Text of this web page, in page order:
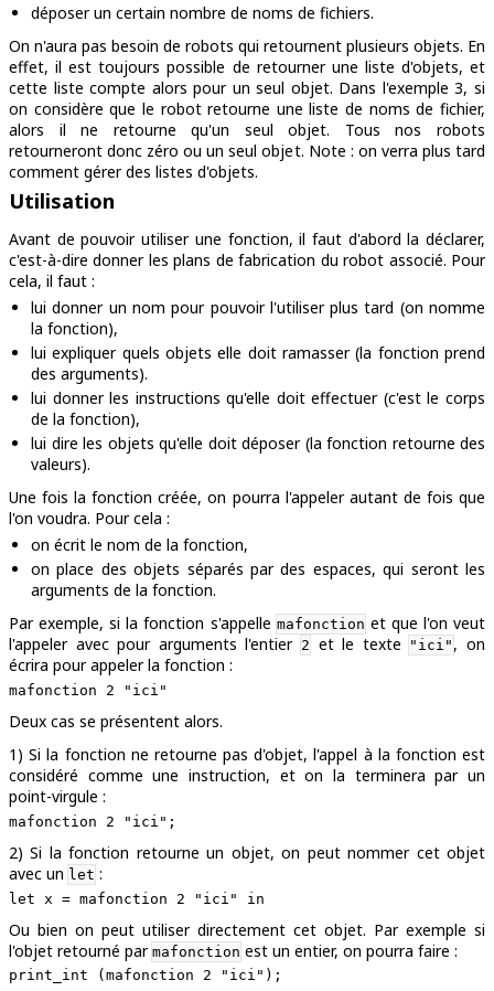
déposer un certain nombre de noms de fichiers.
On n'aura pas besoin de robots qui retournent plusieurs objets. En
effet, il est toujours possible de retourner une liste d'objets, et
cette liste compte alors pour un seul objet. Dans l'exemple 3, si
on considère que le robot retourne une liste de noms de fichier,
alors il ne retourne qu'un seul objet. Tous nos robots
retourneront donc zéro ou un seul objet. Note : on verra plus tard
comment gérer des listes d'objets.
Utilisation
Avant de pouvoir utiliser une fonction, il faut d'abord la déclarer,
c'est-à-dire donner les plans de fabrication du robot associé. Pour
cela, il faut :
lui donner un nom pour pouvoir l'utiliser plus tard (on nomme
la fonction),
lui expliquer quels objets elle doit ramasser (la fonction prend
des arguments).
lui donner les instructions qu'elle doit effectuer (c'estle corps
de la fonction),
lui dire les objets qu'elle doit déposer (la fonction retourne des
valeurs).
Une fois la fonction créée, on pourra l'appelerautant de fois que
l'on voudra. Pour cela :
on écrit le nom de la fonction,
on place des objets séparés par des espaces, qui seront les
arguments de la fonction.
Par exemple, si la fonction s'appelle mafonction et que l'on veut
l'appeler avec pour arguments l'entier 2 et le texte "ici" , on
écrira pour appeler la fonction :
Deux cas se présentent alors.
1) Si la fonction ne retourne pas d'objet, l'appel à la fonction est
considéré comme une instruction, et on la terminera par un
point-virgule :
2) Si la fonction retourne un objet, on peut nommer cet objet
avec un let :
Ou bien on peut utiliser directement cet objet. Par exemple si
l'objet retourné par mafonction est un entier, on pourra faire :